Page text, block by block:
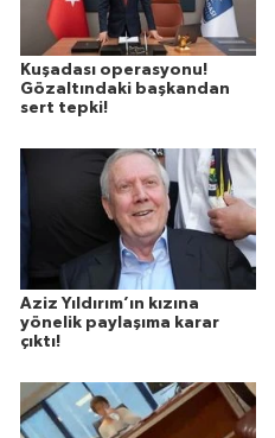
Kuşadası operasyonu!
Gözaltındaki başkandan
sert tepki!
Aziz Yıldırım’ın kızına
yönelik paylaşıma karar
çıktı!